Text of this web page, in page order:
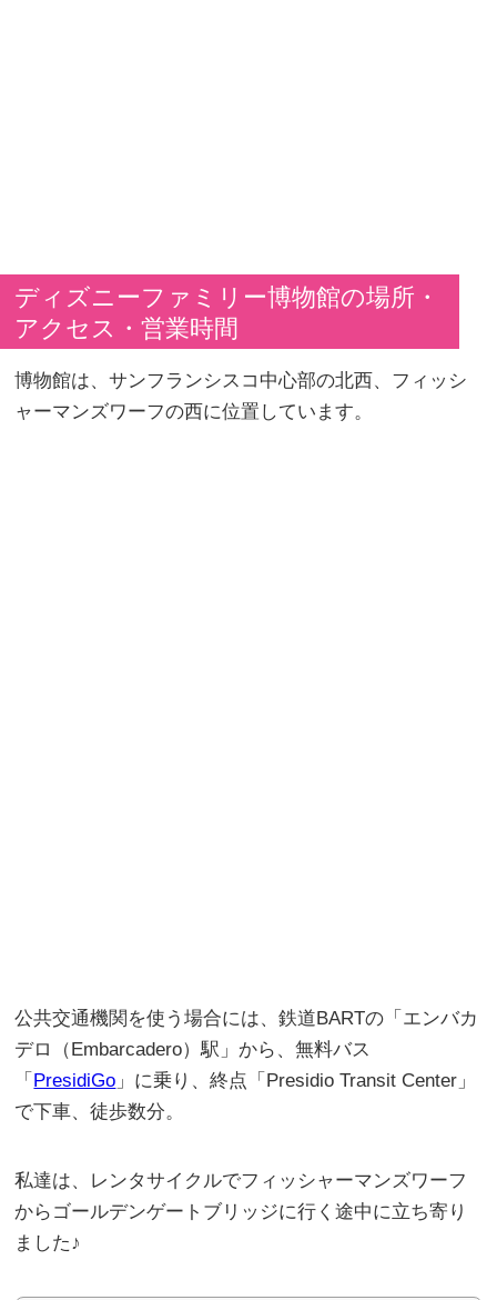
ディズニーファミリー博物館の場所・
アクセス・営業時間
博物館は、サンフランシスコ中心部の北西、フィッシ
ャーマンズワーフの西に位置しています。
公共交通機関を使う場合には、鉄道BARTの「エンバカ
デロ（Embarcadero）駅」から、無料バス
「 PresidiGo 」に乗り、終点「Presidio Transit Center」
で下車、徒歩数分。
私達は、レンタサイクルでフィッシャーマンズワーフ
からゴールデンゲートブリッジに行く途中に立ち寄り
ました♪